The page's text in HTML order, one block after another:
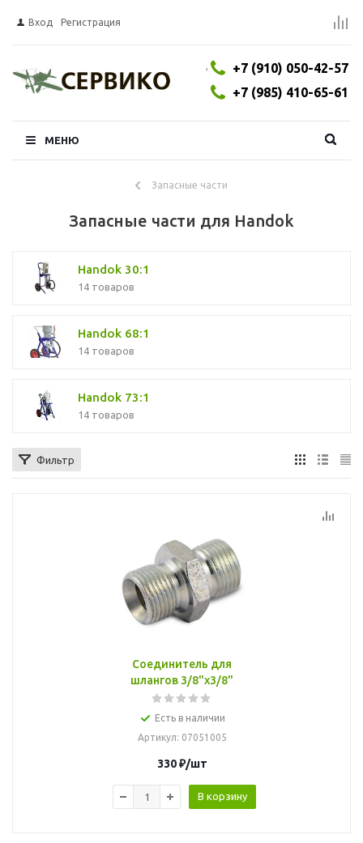
Вход Регистрация
+7 (910) 050-42-57
,
+7 (985) 410-65-61
МЕНЮ
Запасные части
Запасные части для Handok
Handok 30:1
14 товаров
Handok 68:1
14 товаров
Handok 73:1
14 товаров
Фильтр
Соединитель для
шлангов 3/8"x3/8"
Есть в наличии
Артикул: 07051005
330₽/шт
В корзину